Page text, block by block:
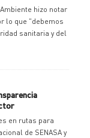
hizo notar
lo que "debemos
sanitaria y del
en rutas para
de SENASA y